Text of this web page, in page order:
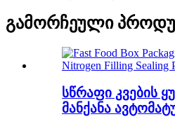
გამორჩეული
სწრაფი კვების
მანქანა